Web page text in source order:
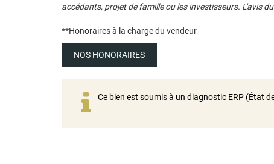
accédants, projet de famille ou les investisseurs. L'avis
**Honoraires à la charge du vendeur
NOS HONORAIRES
Ce bien est soumis à un diagnostic ERP (État